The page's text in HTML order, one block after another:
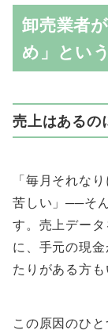
卸売業者
め」とい
売上はあるの
「毎月それな
苦しい」──そ
す。売上デー
に、手元の現
たりがある方
この原因のひと